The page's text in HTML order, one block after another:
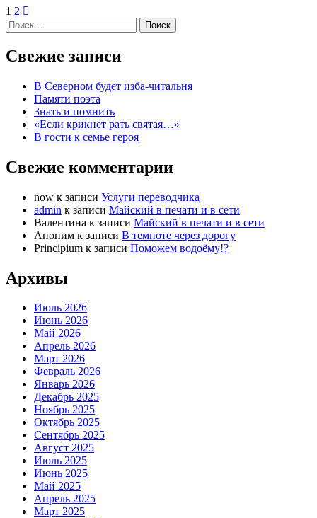
1 2
Найти:
Свежие записи
В Северном будет изба-читальня
Памяти поэта
Знать и помнить
«Если крикнет рать святая…»
В гости к семье героя
Свежие комментарии
now к записи Услуги переводчика
admin к записи Майский в печати и в сети
Валентина к записи Майский в печати и в сети
Аноним к записи В темноте через дорогу
Principium к записи Поможем водоёму!?
Архивы
Июль 2026
Июнь 2026
Май 2026
Апрель 2026
Март 2026
Февраль 2026
Январь 2026
Декабрь 2025
Ноябрь 2025
Октябрь 2025
Сентябрь 2025
Август 2025
Июль 2025
Июнь 2025
Май 2025
Апрель 2025
Март 2025